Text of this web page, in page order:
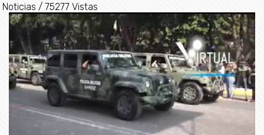
Noticias / 75277 Vistas